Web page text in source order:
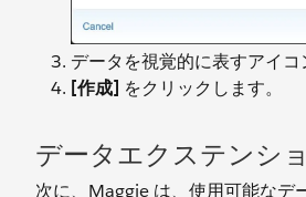
データを視覚的に表すアイコ
[作成] をクリックします。
データエクステンシ
次に、Maggie は、使用可能なデ